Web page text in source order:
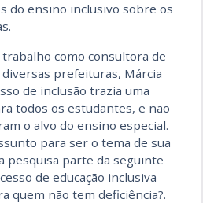
do ensino inclusivo sobre os
como consultora de
diversas prefeituras, Márcia
de inclusão trazia uma
todos os estudantes, e não
o alvo do ensino especial.
para ser o tema de sua
pesquisa parte da seguinte
de educação inclusiva
quem não tem deficiência?.